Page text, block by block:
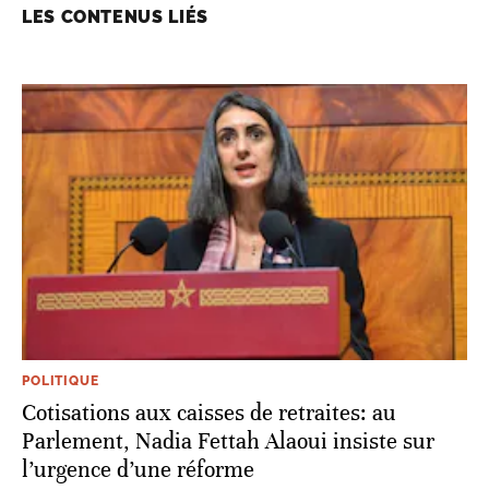
LES CONTENUS LIÉS
POLITIQUE
Cotisations aux caisses de retraites: au
Parlement, Nadia Fettah Alaoui insiste sur
l’urgence d’une réforme